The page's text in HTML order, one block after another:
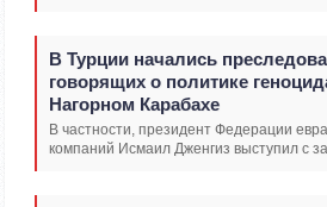
В Турции начались
говорящих о политике
Нагорном Карабахе
В частности, президент Федерации
компаний Исмаил Дженгиз выступил с